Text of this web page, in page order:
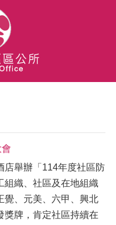
店舉辦「114年度社區防
組織、社區及在地組織
覺、元美、六甲、興北
獎牌，肯定社區持續在